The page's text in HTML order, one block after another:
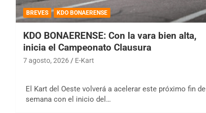
BREVES KDO BONAERENSE
KDO BONAERENSE: Con la vara bien alta,
inicia el Campeonato Clausura
7 agosto, 2026 E-Kart
El Kart del Oeste volverá a acelerar este próximo fin de
semana con el inicio del…